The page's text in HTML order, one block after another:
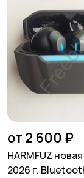
от 2 600 ₽
HARMFUZ
2026 г.